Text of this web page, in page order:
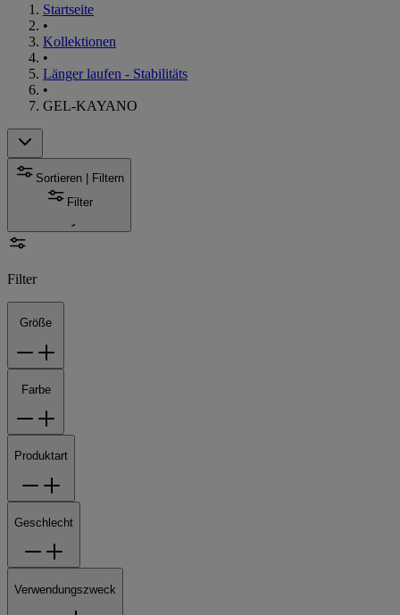
Startseite
•
Kollektionen
•
Länger laufen - Stabilitäts
•
GEL-KAYANO
Sortieren | Filtern
Filter
Filter
Größe
Farbe
Produktart
Geschlecht
Verwendungszweck